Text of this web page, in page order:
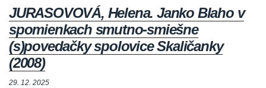
JURASOVOVÁ, Helena. Janko Blaho v
spomienkach smutno-smiešne
(s)povedačky spolovice Skaličanky
(2008)
29. 12. 2025